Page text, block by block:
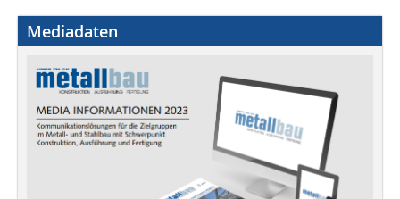
Mediadaten